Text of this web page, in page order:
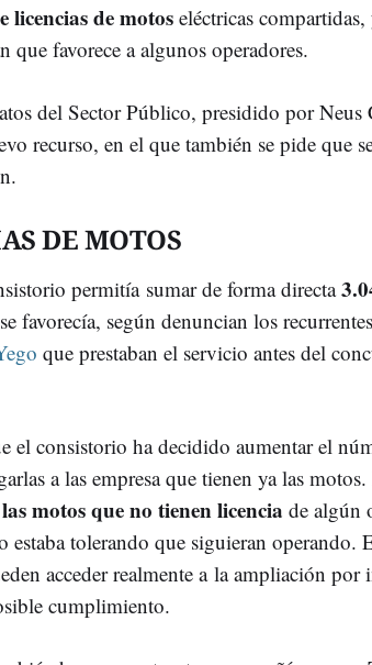
licencias de motos eléctricas
que favorece a algunos operadores.
del Sector Público, presidido por Neus
recurso, en el que también se pide que
DE MOTOS
permitía sumar de forma directa
favorecía, según denuncian los
que prestaban el servicio antes del
el consistorio ha decidido aumentar el
a las empresa que tienen ya las
motos que no tienen licencia de algún
estaba tolerando que siguieran operando.
acceder realmente a la ampliación por
cumplimiento.